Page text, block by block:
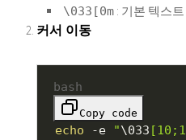
\033[0m : 기본 텍스
커서 이동
bash
Copy code
echo -e "\033